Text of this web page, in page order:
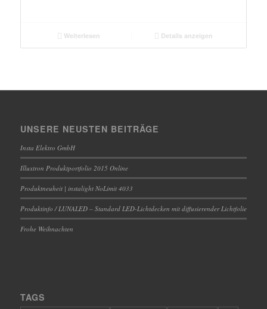
Weiterlesen Details anzeigen
UNSERE NEUSTEN BEITRÄGE
Insta Elektro GmbH
Illuxtron Produktportfolio 2015 Online
Produktneuheit | instalight NoLimit 4033
Produktinfo / LUNALED – Standard LED-Lichtdecken mit diffusierender Lichtfolie
Frohe Weihnachten
TAGS